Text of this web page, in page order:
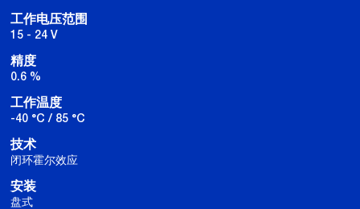
工作电压范围
15 - 24 V
精度
0.6 %
工作温度
-40 °C / 85 °C
技术
闭环霍尔效应
安装
盘式